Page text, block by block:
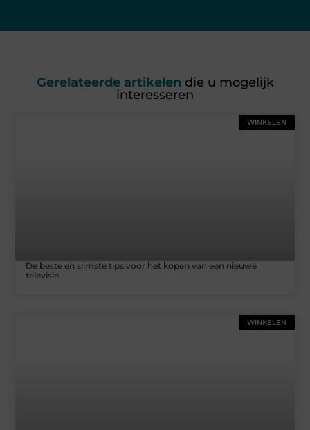
Gerelateerde artikelen die u mogelijk
interesseren
WINKELEN
De beste en slimste tips voor het kopen van een nieuwe
televisie
WINKELEN